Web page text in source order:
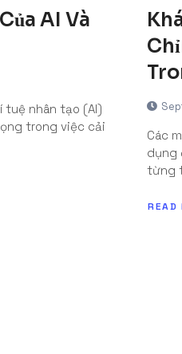
AI Và
nhân tạo (AI)
trong việc cải
Các
dụng
từng
READ